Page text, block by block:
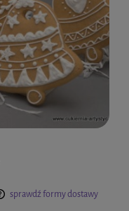
sprawdź formy dostawy